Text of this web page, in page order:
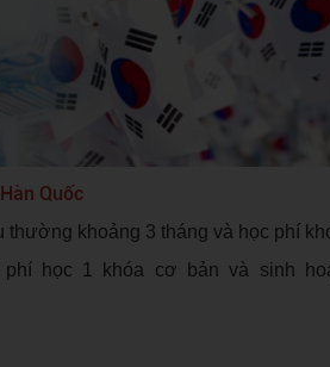
Quốc
thường khoảng 3 tháng và học phí
học 1 khóa cơ bản và sinh